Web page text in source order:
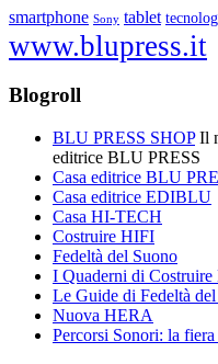
smartphone Sony tablet
www.blupress.it
Blogroll
BLU PRESS SHOPIl
editrice BLU PRESS
Casa editrice BLU
Casa editrice EDIBLU
Casa HI-TECH
Costruire HIFI
Fedeltà del Suono
I Quaderni di
Le Guide di Fedeltà
Nuova HERA
Percorsi Sonori: la